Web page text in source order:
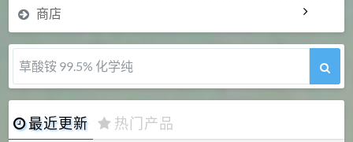
商店
草酸铵 99.5% 化学纯
最近更新 热门产品